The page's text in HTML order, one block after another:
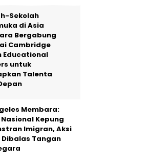
Sekolah
di Asia
Bergabung
Cambridge
Educational
untuk
Talenta
Membara:
Kepung
Imigran, Aksi
Dibalas Tangan